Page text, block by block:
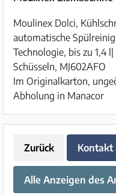
Moulinex Dolci,
automatische
Technologie, bis zu 1,4
Schüsseln, MJ602AFO
Im Originalkarton,
Abholung in Manacor
Zurück Kontakt
Alle Anzeigen des